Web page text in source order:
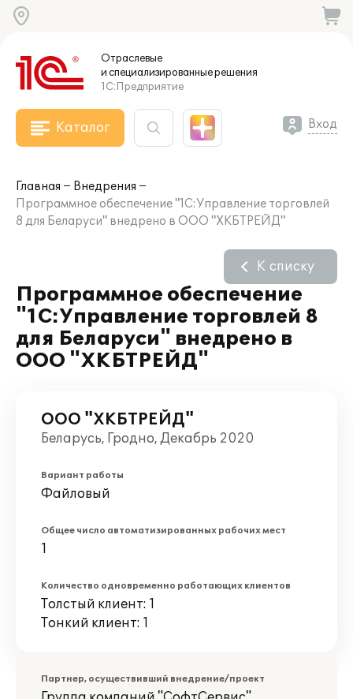
Отраслевые
и специализированныерешения
1С:Предприятие
Каталог Вход
Главная
Внедрения
Программное обеспечение "1С:Управление торговлей
8 для Беларуси" внедрено в ООО "ХКБТРЕЙД"
Программное обеспечение
"1С:Управление торговлей 8
для Беларуси" внедрено в
ООО "ХКБТРЕЙД"
К списку
ООО "ХКБТРЕЙД"
Беларусь, Гродно, Декабрь 2020
Вариант работы
Файловый
Общее число автоматизированных рабочих мест
1
Количество одновременно работающих клиентов
Толстый клиент: 1
Тонкий клиент: 1
Партнер, осуществивший внедрение/проект